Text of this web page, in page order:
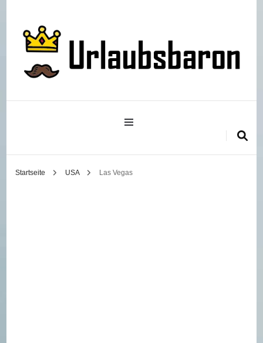
Urlaubsbaron
Startseite USA Las Vegas